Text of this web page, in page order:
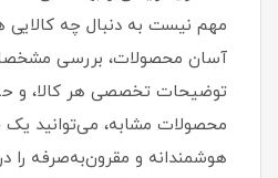
مهم نیست به دنبال چه
آسان محصولات، بررسی
توضیحات تخصصی هر کالا، و
محصولات مشابه، می‌توانید یک
هوشمندانه و مقرون‌به‌صرفه را در